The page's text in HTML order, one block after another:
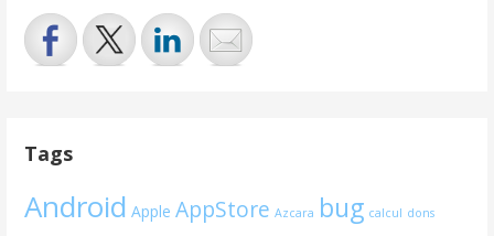
Tags
Android Apple AppStore Azcara bug calcul dons